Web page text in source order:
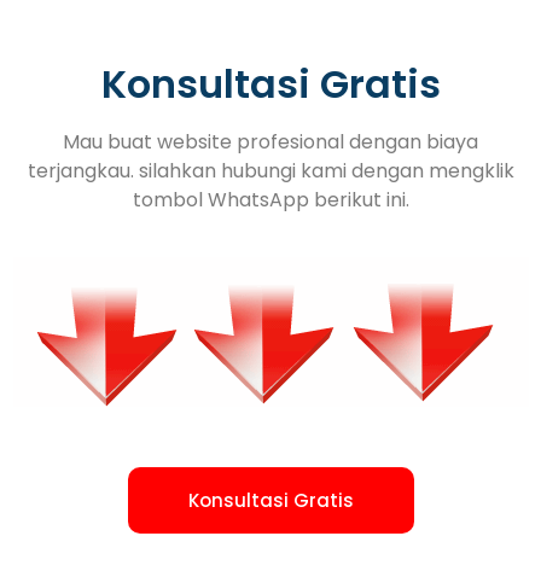
Konsultasi Gratis
Mau buat website profesional dengan biaya
terjangkau. silahkan hubungi kami dengan mengklik
tombol WhatsApp berikut ini.
Konsultasi Gratis